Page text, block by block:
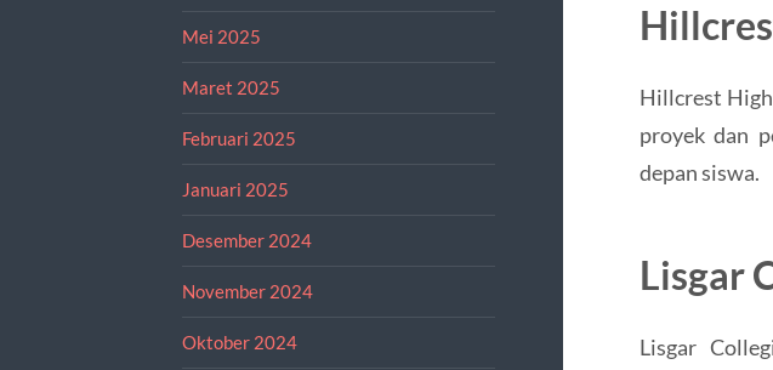
Mei 2025
Maret 2025
Februari 2025
Januari 2025
Desember 2024
November 2024
Oktober 2024
Hillcrest
proyek dan
depan siswa.
Lisgar
Lisgar